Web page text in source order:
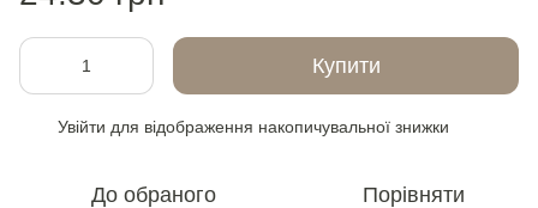
Купити
Увійти для відображення накопичувальної знижки
До обраного Порівняти